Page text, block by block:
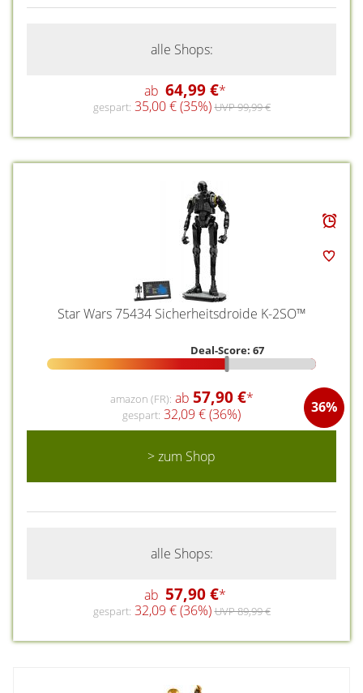
alle Shops:
ab 64,99 €*
gespart: 35,00 € (35%)UVP 99,99 €
Star Wars 75434 Sicherheitsdroide K-2SO™
Deal-Score: 67
amazon (FR): ab 57,90 €*
36%
gespart: 32,09 € (36%)
> zum Shop
alle Shops:
ab 57,90 €*
gespart: 32,09 € (36%)UVP 89,99 €